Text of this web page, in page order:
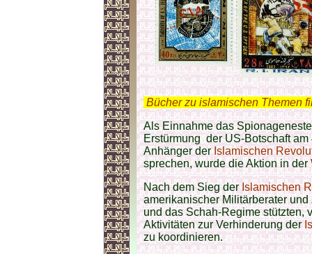
Bücher zu islamischen Themen
Als Einnahme das
Erstürmung der US-Botschaft
Anhänger der Islamischen
sprechen, wurde die Aktion in der
Nach dem Sieg derIslamischen
amerikanischer Militärberater
und das Schah-Regime stützten,
Aktivitäten zur Verhinderung der
zu koordinieren.